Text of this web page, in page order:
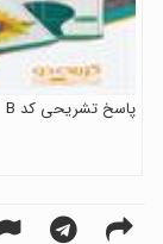
پاسخ تشریحی کد B